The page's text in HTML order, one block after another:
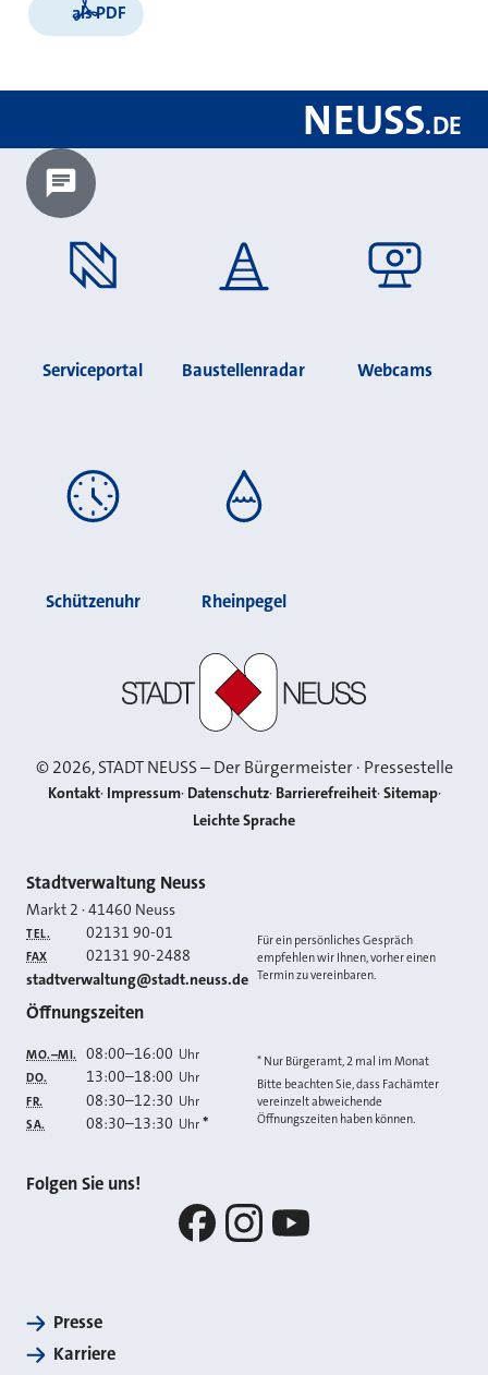
als PDF
NEUSS.DE
Chatbot laden?
Serviceportal Baustellenradar Webcams
Schützenuhr Rheinpegel
©2026, STADT NEUSS – Der Bürgermeister · Pressestelle
Kontakt Impressum Datenschutz Barrierefreiheit Sitemap
Leichte Sprache
Kontakt
Stadtverwaltung Neuss
Markt 2 ·41460 Neuss
TEL. 02131 90-01
FAX 02131 90-2488
E-MAIL
stadtverwaltung@stadt.neuss.de
Für ein persönliches Gespräch
empfehlen wir Ihnen, vorher einen
Termin zu vereinbaren.
Öffnungszeiten
MO.–MI. 08:00–16:00 Uhr
DO. 13:00–18:00 Uhr
FR. 08:30–12:30 Uhr
SA. 08:30–13:30 Uhr *
* Nur Bürgeramt, 2 mal im Monat
Bitte beachten Sie, dass Fachämter
vereinzelt abweichende
Öffnungszeiten haben können.
Folgen Sie uns!
Presse
Karriere